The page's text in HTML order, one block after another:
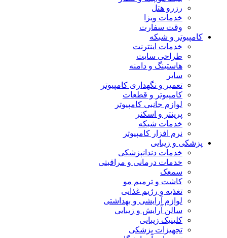
رزرو هتل
خدمات ویزا
وقت سفارت
کامپیوتر و شبکه
خدمات اینترنت
طراحی سایت
هاستینگ و دامنه
سایر
تعمیر و نگهداری کامپیوتر
کامپیوتر و قطعات
لوازم جانبی کامپیوتر
پرینتر و اسکنر
خدمات شبکه
نرم افزار کامپیوتر
پزشکی و زیبایی
خدمات دندانپزشکی
خدمات درمانی و مراقبتی
سمعک
کاشت و ترمیم مو
تغذیه و رژیم غذایی
لوازم آرایشی و بهداشتی
سالن آرایش و زیبایی
کلینیک زیبایی
تجهیزات پزشکی